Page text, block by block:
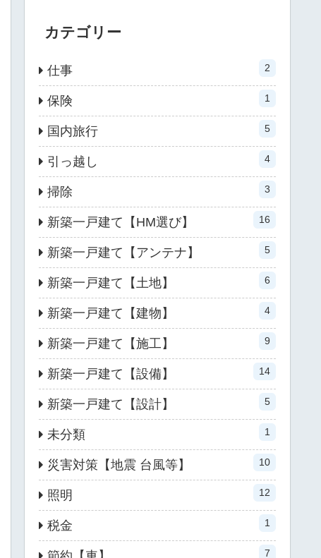
カテゴリー
仕事 2
保険 1
国内旅行 5
引っ越し 4
掃除 3
新築一戸建て【HM選び】 16
新築一戸建て【アンテナ】 5
新築一戸建て【土地】 6
新築一戸建て【建物】 4
新築一戸建て【施工】 9
新築一戸建て【設備】 14
新築一戸建て【設計】 5
未分類 1
災害対策【地震 台風等】 10
照明 12
税金 1
7